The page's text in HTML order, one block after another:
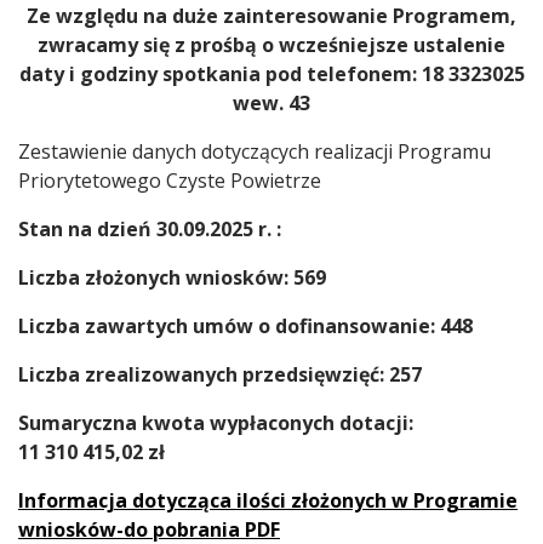
Ze względu na duże zainteresowanie Programem,
zwracamy się z prośbą o wcześniejsze ustalenie
daty i godziny spotkania pod telefonem: 18 3323025
wew. 43
Zestawienie danych dotyczących realizacji Programu
Priorytetowego Czyste Powietrze
Stan na dzień 30.09.2025 r. :
Liczba złożonych wniosków: 569
Liczba zawartych umów o dofinansowanie: 448
Liczba zrealizowanych przedsięwzięć: 257
Sumaryczna kwota wypłaconych dotacji:
11 310 415,02 zł
Informacja dotycząca ilości złożonych w Programie
wniosków-do pobrania PDF